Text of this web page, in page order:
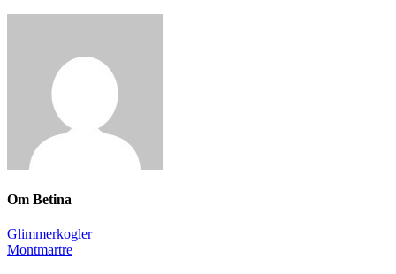
Om Betina
Glimmerkogler
Montmartre